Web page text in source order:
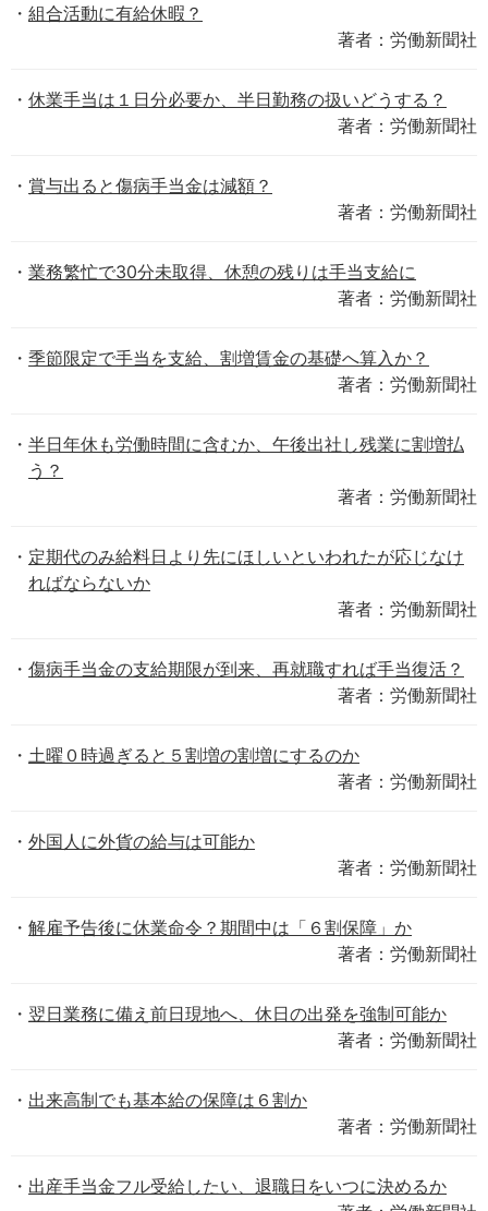
組合活動に有給休暇？
著者：労働新聞社
休業手当は１日分必要か、半日勤務の扱いどうする？
著者：労働新聞社
賞与出ると傷病手当金は減額？
著者：労働新聞社
業務繁忙で30分未取得、休憩の残りは手当支給に
著者：労働新聞社
季節限定で手当を支給、割増賃金の基礎へ算入か？
著者：労働新聞社
半日年休も労働時間に含むか、午後出社し残業に割増払
う？
著者：労働新聞社
定期代のみ給料日より先にほしいといわれたが応じなけ
ればならないか
著者：労働新聞社
傷病手当金の支給期限が到来、再就職すれば手当復活？
著者：労働新聞社
土曜０時過ぎると５割増の割増にするのか
著者：労働新聞社
外国人に外貨の給与は可能か
著者：労働新聞社
解雇予告後に休業命令？期間中は「６割保障」か
著者：労働新聞社
翌日業務に備え前日現地へ、休日の出発を強制可能か
著者：労働新聞社
出来高制でも基本給の保障は６割か
著者：労働新聞社
出産手当金フル受給したい、退職日をいつに決めるか